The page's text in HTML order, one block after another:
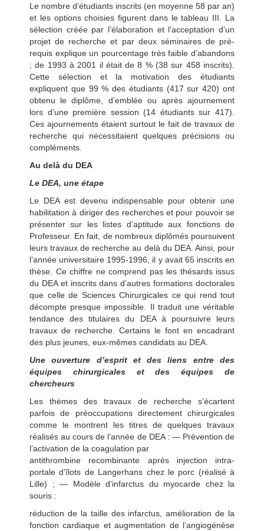
Le nombre d’étudiants inscrits (en moyenne 58 par an)
et les options choisies figurent dans le tableau III. La
sélection créée par l’élaboration et l’acceptation d’un
projet de recherche et par deux séminaires de pré-
requis explique un pourcentage très faible d’abandons
; de 1993 à 2001 il était de 8 % (38 sur 458 inscrits).
Cette sélection et la motivation des étudiants
expliquent que 99 % des étudiants (417 sur 420) ont
obtenu le diplôme, d’emblée ou après ajournement
lors d’une première session (14 étudiants sur 417).
Ces ajournements étaient surtout le fait de travaux de
recherche qui nécessitaient quelques précisions ou
compléments.
Au delà du DEA
Le DEA, une étape
Le DEA est devenu indispensable pour obtenir une
habilitation à diriger des recherches et pour pouvoir se
présenter sur les listes d’aptitude aux fonctions de
Professeur. En fait, de nombreux diplômés poursuivent
leurs travaux de recherche au delà du DEA. Ainsi, pour
l’année universitaire 1995-1996, il y avait 65 inscrits en
thèse. Ce chiffre ne comprend pas les thésards issus
du DEA et inscrits dans d’autres formations doctorales
que celle de Sciences Chirurgicales ce qui rend tout
décompte presque impossible. Il traduit une véritable
tendance des titulaires du DEA à poursuivre leurs
travaux de recherche. Certains le font en encadrant
des plus jeunes, eux-mêmes candidats au DEA.
Une ouverture d’esprit et des liens entre des
équipes chirurgicales et des équipes de
chercheurs
Les thèmes des travaux de recherche s’écartent
parfois de préoccupations directement chirurgicales
comme le montrent les titres de quelques travaux
réalisés au cours de l’année de DEA : — Prévention de
l’activation de la coagulation par
antithrombine recombinante après injection intra-
portale d’îlots de Langerhans chez le porc (réalisé à
Lille) ; — Modèle d’infarctus du myocarde chez la
souris :
réduction de la taille des infarctus, amélioration de la
fonction cardiaque et augmentation de l’angiogénèse